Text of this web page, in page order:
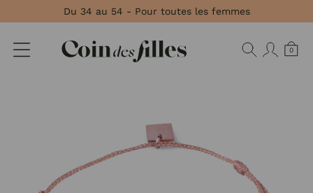
Du 34 au 54 - Pour toutes les femmes
0
Panneau de gestion des cookies